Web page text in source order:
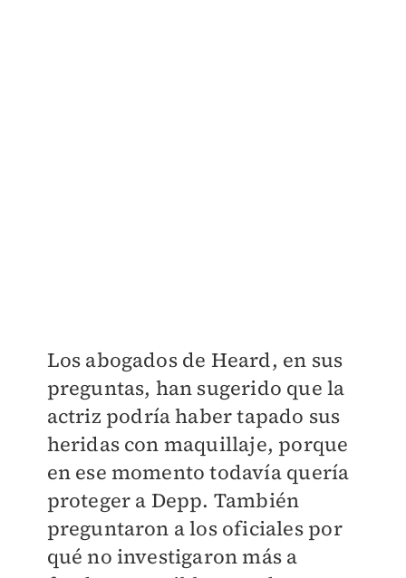
Los abogados de Heard, en sus
preguntas, han sugerido que la
actriz podría haber tapado sus
heridas con maquillaje, porque
en ese momento todavía quería
proteger a Depp. También
preguntaron a los oficiales por
qué no investigaron más a